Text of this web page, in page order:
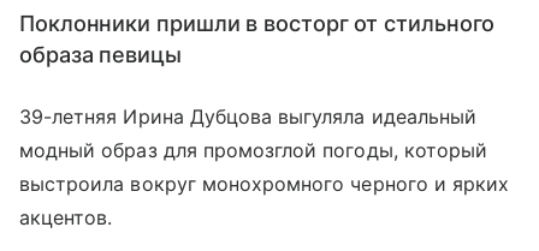
Поклонники пришли в восторг от стильного
образа певицы
39-летняя Ирина Дубцова выгуляла идеальный
модный образ для промозглой погоды, который
выстроила вокруг монохромного черного и ярких
акцентов.